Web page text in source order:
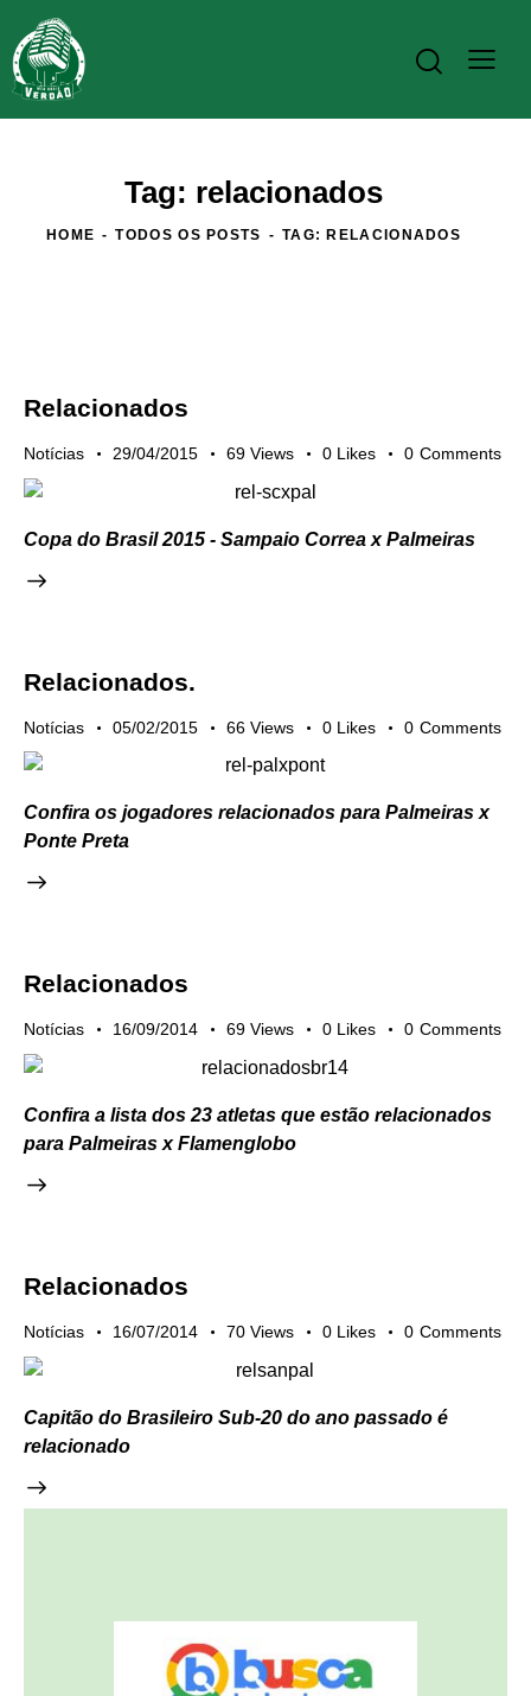
Tag: relacionados
HOME TODOS OS POSTS TAG: RELACIONADOS
Relacionados
Notícias 29/04/2015 69 Views 0 Likes 0 Comments
Copa do Brasil 2015 - Sampaio Correa x Palmeiras
Relacionados.
Notícias 05/02/2015 66 Views 0 Likes 0 Comments
Confira os jogadores relacionados para Palmeiras x
Ponte Preta
Relacionados
Notícias 16/09/2014 69 Views 0 Likes 0 Comments
Confira a lista dos 23 atletas que estão relacionados
para Palmeiras x Flamenglobo
Relacionados
Notícias 16/07/2014 70 Views 0 Likes 0 Comments
Capitão do Brasileiro Sub-20 do ano passado é
relacionado